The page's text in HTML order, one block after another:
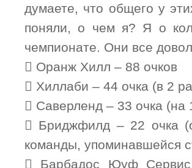
думаете, что общего у
поняли, о чем я? Я о
чемпионате. Они все
 Оранж Хилл – 88 очков
 Хиллаби – 44 очка (в 2
 Саверленд – 33 очка
 Бриджфилд – 22 очка
команды, упоминавшейся
 Барбадос Юуф